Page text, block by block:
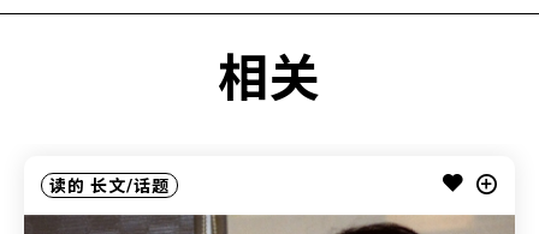
相关
读的 长文/话题